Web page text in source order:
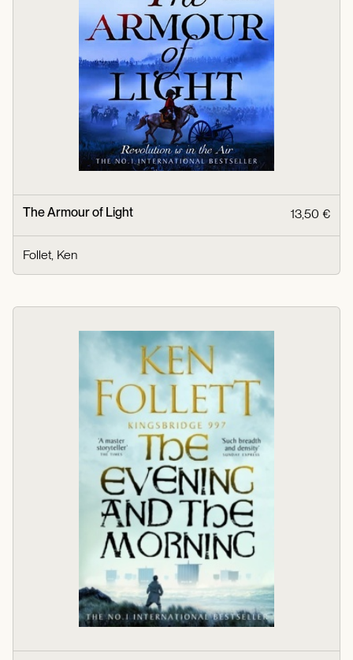
The Armour of Light 13,50 €
Follet, Ken